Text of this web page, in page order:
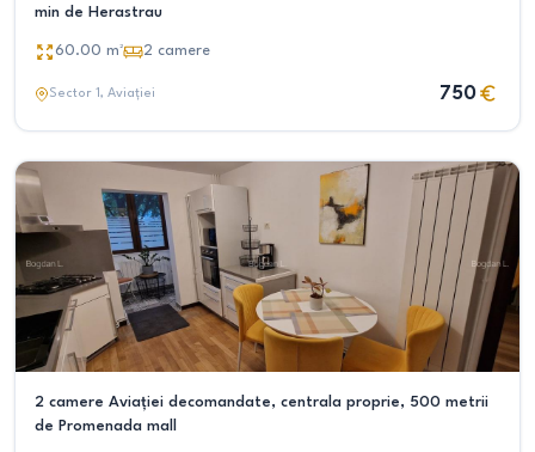
min de Herastrau
60.00 m² 2 camere
Sector 1, Aviației 750
2 camere Aviației decomandate, centrala proprie, 500 metrii
de Promenada mall